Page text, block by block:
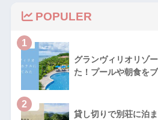
POPULER
1
グランヴィリオリゾ
た！プールや朝食を
2
貸し切りで別荘に泊